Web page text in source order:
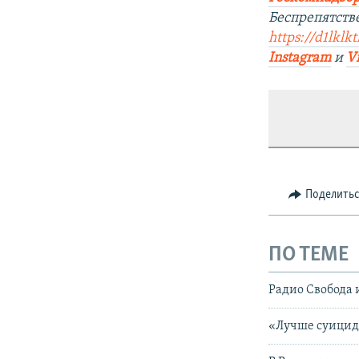
https://
Instagramи
ПО ТЕМЕ
Радио Свобода
«Лучше